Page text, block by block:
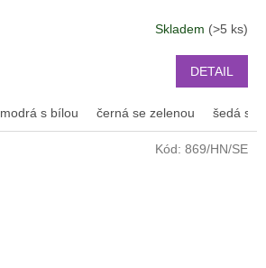
Skladem (>5 ks)
DETAIL
modrá s bílou černá se zelenou šedá s
Kód: 869/HN/SE